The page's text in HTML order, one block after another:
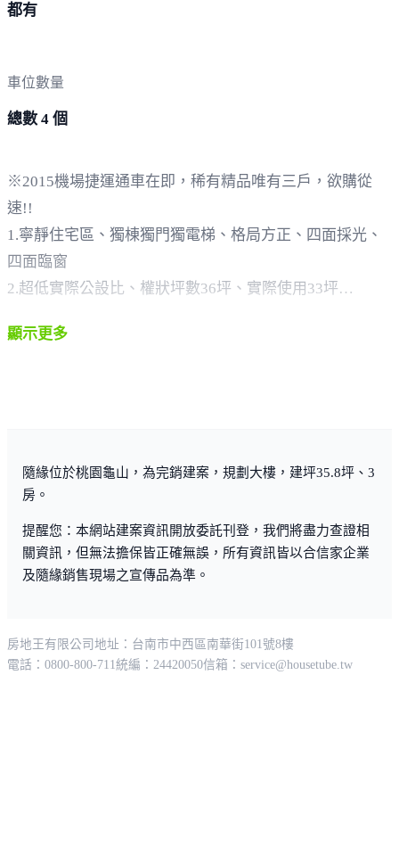
都有
車位數量
總數 4 個
※2015機場捷運通車在即，稀有精品唯有三戶，欲購從
速!!
1.寧靜住宅區、獨棟獨門獨電梯、格局方正、四面採光、
四面臨窗
2.超低實際公設比、權狀坪數36坪、實際使用33坪
國際機場或15分鐘直達台北車站
公園)
顯示更多
隨緣位於桃園龜山，為完銷建案，規劃大樓，建坪35.8坪、3
房。
提醒您：本網站建案資訊開放委託刊登，我們將盡力查證相
關資訊，但無法擔保皆正確無誤，所有資訊皆以合信家企業
及隨緣銷售現場之宣傳品為準。
房地王有限公司 地址：台南市中西區南華街101號8樓
電話：0800-800-711統編：24420050信箱： service@housetube.tw